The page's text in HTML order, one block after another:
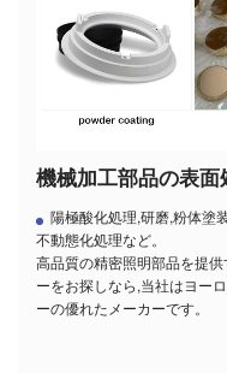
機械加工部品の表面
陽極酸化処理,研磨,粉体塗
不動態化処理など。
高品質の精密照明部品を提
ーをお探しなら,当社はヨー
ーの優れたメーカーです。